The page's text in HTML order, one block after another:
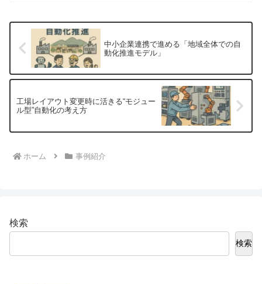
中小企業連携で進める「地域全体での自
動化推進モデル」
工場レイアウト変更時に活きる“モジュー
ル型”自動化の考え方
ホーム 事例紹介
検索
検索